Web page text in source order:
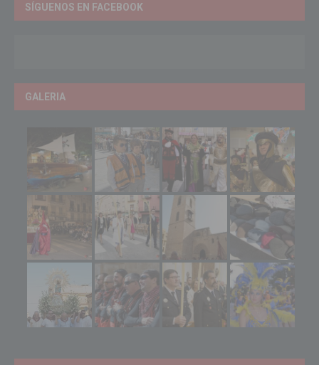
SÍGUENOS EN FACEBOOK
GALERIA